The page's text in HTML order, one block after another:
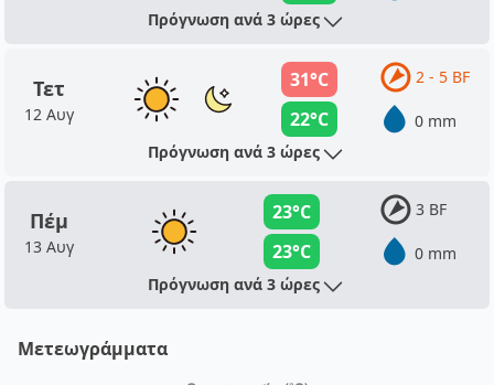
Πρόγνωση ανά 3 ώρες
Τετ
12 Αυγ
31°C
22°C
2 - 5 BF
0 mm
Πρόγνωση ανά 3 ώρες
Πέμ
13 Αυγ
23°C
23°C
3 BF
0 mm
Πρόγνωση ανά 3 ώρες
Μετεωγράμματα